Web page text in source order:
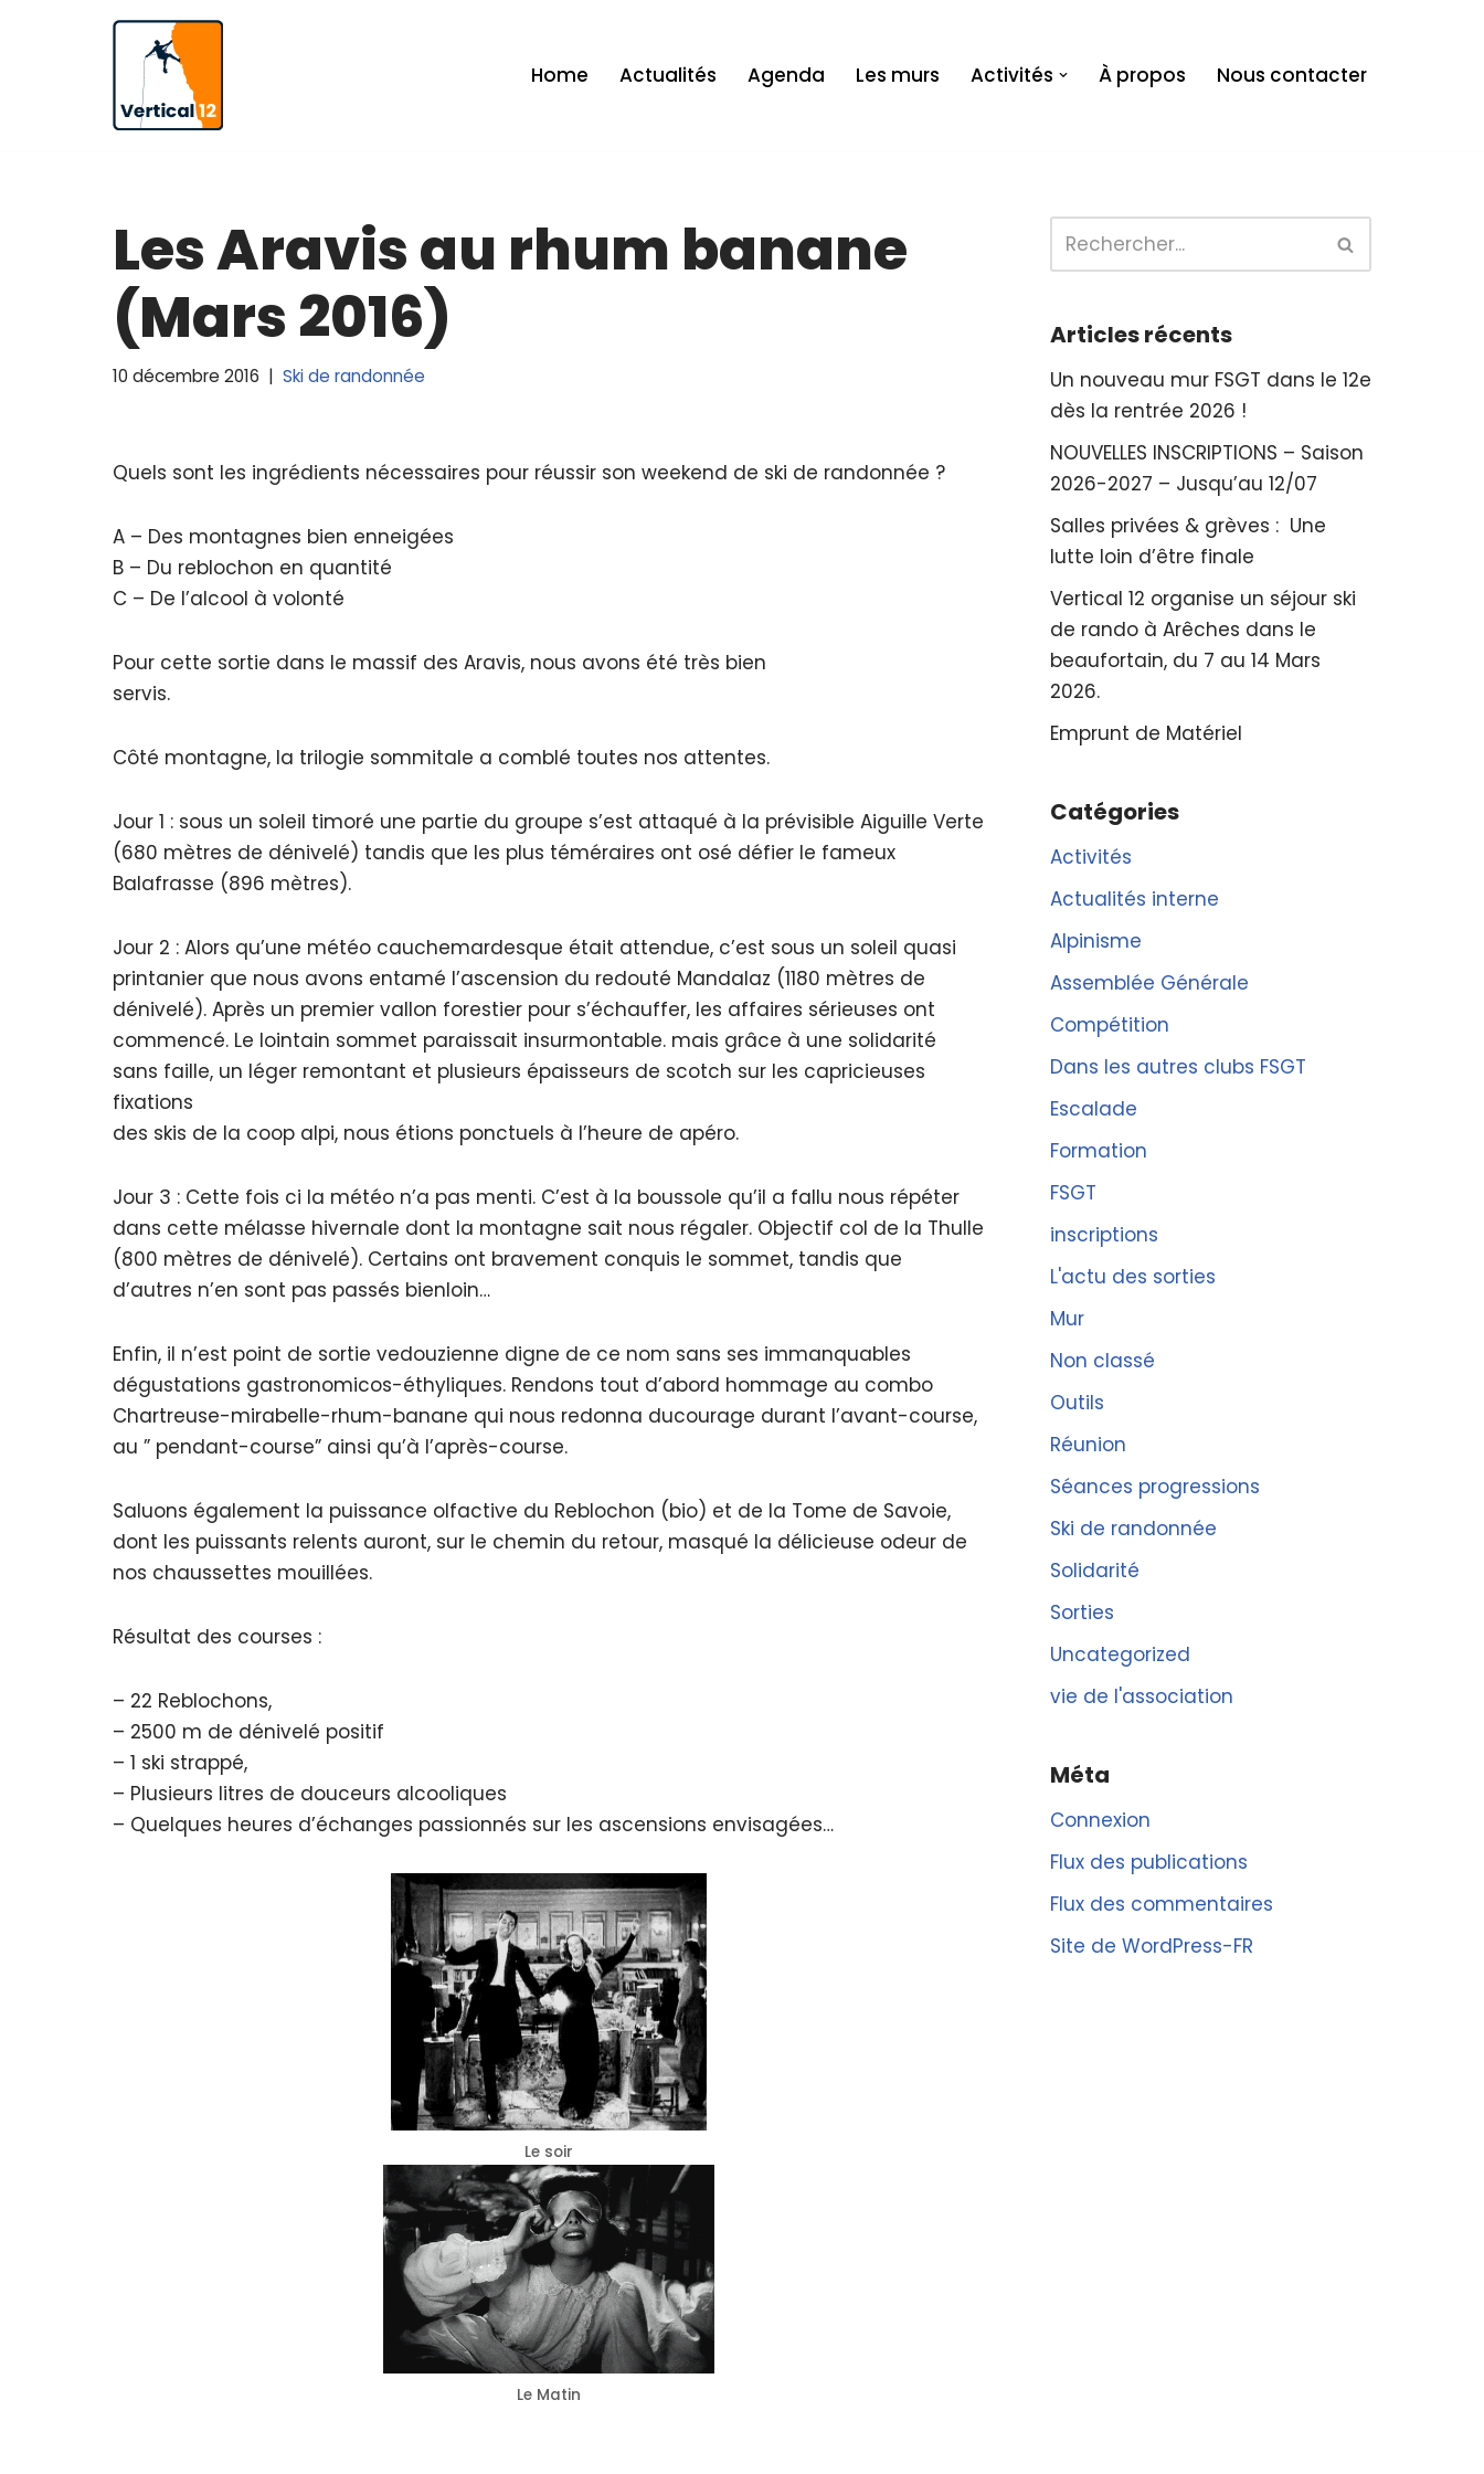
Home Actualités Agenda Les murs Activités À propos Nous contacter
Les Aravis au rhum banane
(Mars 2016)
10 décembre 2016 Ski de randonnée
Quels sont les ingrédients nécessaires pour réussir son weekend de ski de randonnée ?
A – Des montagnes bien enneigées
B – Du reblochon en quantité
C – De l’alcool à volonté
Pour cette sortie dans le massif des Aravis, nous avons été très bien
servis.
Côté montagne, la trilogie sommitale a comblé toutes nos attentes.
Jour 1 : sous un soleil timoré une partie du groupe s’est attaqué à la prévisible Aiguille Verte
(680 mètres de dénivelé) tandis que les plus téméraires ont osé défier le fameux
Balafrasse (896 mètres).
Jour 2 : Alors qu’une météo cauchemardesque était attendue, c’est sous un soleil quasi
printanier que nous avons entamé l’ascension du redouté Mandalaz (1180 mètres de
dénivelé). Après un premier vallon forestier pour s’échauffer, les affaires sérieuses ont
commencé. Le lointain sommet paraissait insurmontable. mais grâce à une solidarité
sans faille, un léger remontant et plusieurs épaisseurs de scotch sur les capricieuses
fixations
des skis de la coop alpi, nous étions ponctuels à l’heure de apéro.
Jour 3 : Cette fois ci la météo n’a pas menti. C’est à la boussole qu’il a fallu nous répéter
dans cette mélasse hivernale dont la montagne sait nous régaler. Objectif col de la Thulle
(800 mètres de dénivelé). Certains ont bravement conquis le sommet, tandis que
d’autres n’en sont pas passés bienloin…
Enfin, il n’est point de sortie vedouzienne digne de ce nom sans ses immanquables
dégustations gastronomicos-éthyliques. Rendons tout d’abord hommage au combo
Chartreuse-mirabelle-rhum-banane qui nous redonna ducourage durant l’avant-course,
au ” pendant-course” ainsi qu’à l’après-course.
Saluons également la puissance olfactive du Reblochon (bio) et de la Tome de Savoie,
dont les puissants relents auront, sur le chemin du retour, masqué la délicieuse odeur de
nos chaussettes mouillées.
Résultat des courses :
– 22 Reblochons,
– 2500 m de dénivelé positif
– 1 ski strappé,
– Plusieurs litres de douceurs alcooliques
– Quelques heures d’échanges passionnés sur les ascensions envisagées…
Le soir
Le Matin
Articles récents
Un nouveau mur FSGT dans le 12e
dès la rentrée 2026 !
NOUVELLES INSCRIPTIONS – Saison
2026-2027 – Jusqu’au 12/07
Salles privées & grèves : Une
lutte loin d’être finale
Vertical 12 organise un séjour ski
de rando à Arêches dans le
beaufortain, du 7 au 14 Mars
2026.
Emprunt de Matériel
Catégories
Activités
Actualités interne
Alpinisme
Assemblée Générale
Compétition
Dans les autres clubs FSGT
Escalade
Formation
FSGT
inscriptions
L'actu des sorties
Mur
Non classé
Outils
Réunion
Séances progressions
Ski de randonnée
Solidarité
Sorties
Uncategorized
vie de l'association
Méta
Connexion
Flux des publications
Flux des commentaires
Site de WordPress-FR